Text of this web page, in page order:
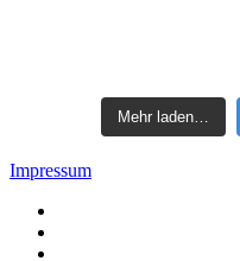
Mehr laden…
Impressum